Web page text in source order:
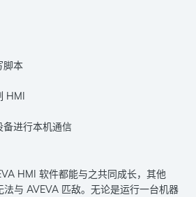
脚本
HMI
进行本机通信
HMI 软件都能与之共同成长，其他
与 AVEVA 匹敌。无论是运行一台机器